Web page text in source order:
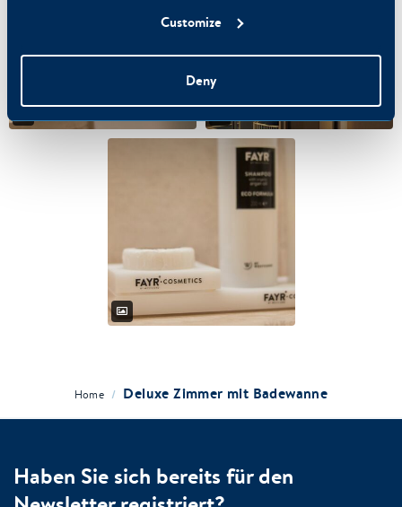
Customize
Deny
Home / Deluxe Zimmer mit Badewanne
Haben Sie sich bereits für den